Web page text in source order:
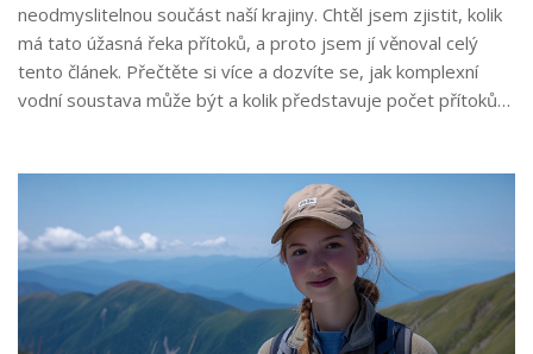
neodmyslitelnou součást naší krajiny. Chtěl jsem zjistit, kolik
má tato úžasná řeka přítoků, a proto jsem jí věnoval celý
tento článek. Přečtěte si více a dozvíte se, jak komplexní
vodní soustava může být a kolik představuje počet přítoků
tomto objevování a učení se něco nového o naší krajině!